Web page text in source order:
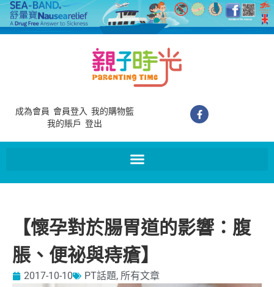
成為會員 會員登入 我的購物籃
我的賬戶 登出
【懷孕對於腸胃道的影響：腹
脹、便祕與痔瘡】
2017-10-10 PT話題, 所有文章